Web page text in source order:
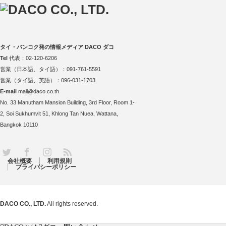
タイ・バンコク発の情報メディア DACO ダコ
Tel 代表：02-120-6206
営業（日本語、タイ語）：091-761-5591
営業（タイ語、英語）：096-031-1703
E-mail mail@daco.co.th
No. 33 Manutham Mansion Building, 3rd Floor, Room 1-
2, Soi Sukhumvit 51, Khlong Tan Nuea, Wattana,
Bangkok 10110
Twitter FacebookInstagram
RSS
会社概要
利用規則
プライバシーポリシー
DACO CO., LTD.All rights reserved.